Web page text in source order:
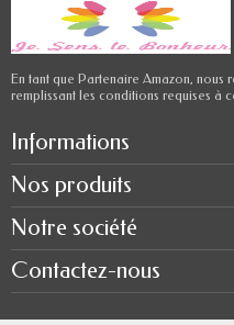
En tant que Partenaire Amazon, nous
remplissant les conditions requises à
Informations
Nos produits
Notre société
Contactez-nous